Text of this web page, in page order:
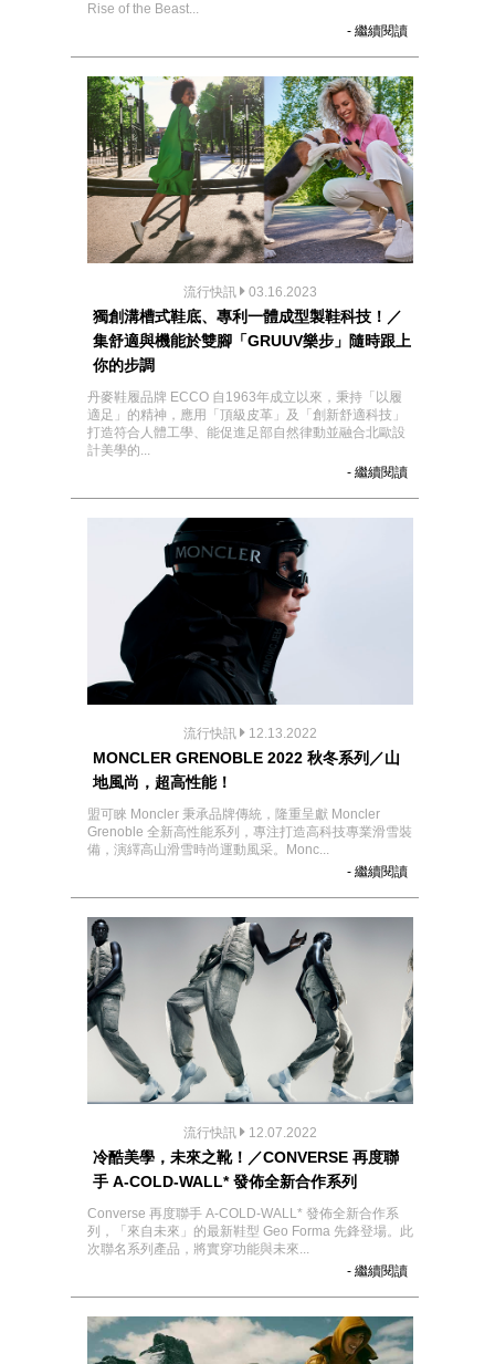
Rise of the Beast...
- 繼續閱讀
流行快訊 03.16.2023
獨創溝槽式鞋底、專利一體成型製鞋科技！／
集舒適與機能於雙腳「GRUUV樂步」隨時跟上
你的步調
丹麥鞋履品牌 ECCO 自1963年成立以來，秉持「以履
適足」的精神，應用「頂級皮革」及「創新舒適科技」
打造符合人體工學、能促進足部自然律動並融合北歐設
計美學的...
- 繼續閱讀
流行快訊 12.13.2022
MONCLER GRENOBLE 2022 秋冬系列／山
地風尚，超高性能！
盟可睞 Moncler 秉承品牌傳統，隆重呈獻 Moncler
Grenoble 全新高性能系列，專注打造高科技專業滑雪裝
備，演繹高山滑雪時尚運動風采。Monc...
- 繼續閱讀
流行快訊 12.07.2022
冷酷美學，未來之靴！／CONVERSE 再度聯
手 A-COLD-WALL* 發佈全新合作系列
Converse 再度聯手 A-COLD-WALL* 發佈全新合作系
列，「來自未來」的最新鞋型 Geo Forma 先鋒登場。此
次聯名系列產品，將實穿功能與未來...
- 繼續閱讀